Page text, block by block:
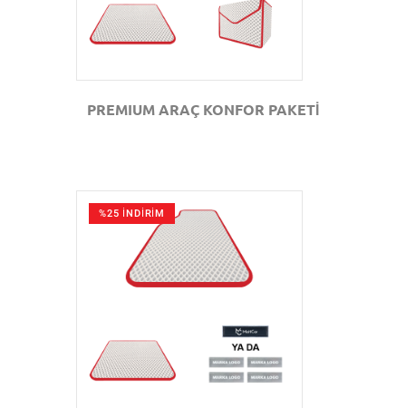
PREMIUM ARAÇ KONFOR PAKETİ
%25 İNDİRİM